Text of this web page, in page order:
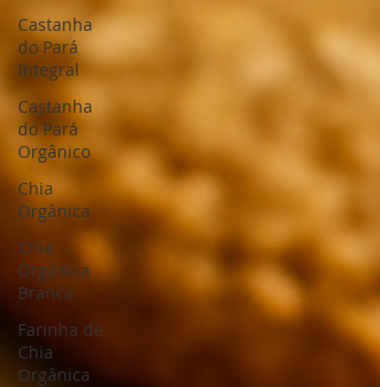
Castanha
do Pará
Integral
Castanha
do Pará
Orgânico
Chia
Orgânica
Chia
Orgânica
Branca
Farinha de
Chia
Orgânica